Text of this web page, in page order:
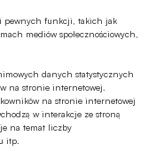
pewnych funkcji, takich jak
mediów społecznościowych,
danych statystycznych
na stronie internetowej.
na stronie internetowej
w interakcje ze stroną
na temat liczby
itp.
frankowych
Discovery?